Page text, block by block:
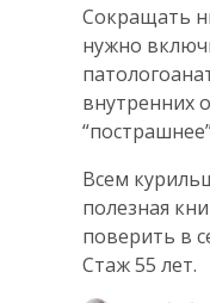
Сокращать
нужно
внутренних
Всем
полезная
поверить в
Стаж 55 лет.